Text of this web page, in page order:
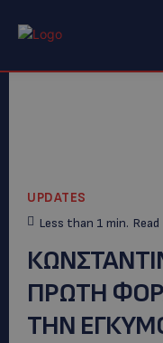
UPDATES
Less than 1 min. Read
ΠΡΩΤΗ
ΤΗΝ